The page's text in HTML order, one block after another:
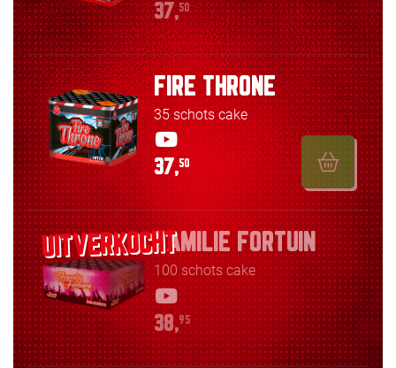
37,50
FIRE THRONE
35 schots cake
37,50
FAMILIE FORTUIN
100 schots cake
38,95